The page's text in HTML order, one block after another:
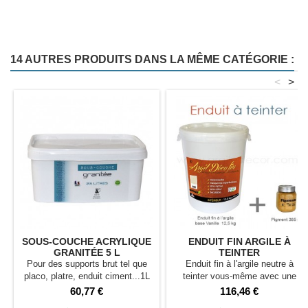
14 AUTRES PRODUITS DANS LA MÊME CATÉGORIE :
>
<
SOUS-COUCHE ACRYLIQUE
GRANITÉE 5 L
Pour des supports brut tel que
placo, platre, enduit ciment...1L
= 6m²
Prix
60,77 €
ENDUIT FIN ARGILE À
TEINTER
Enduit fin à l'argile neutre à
teinter vous-même avec une
dose de pigment. 37 couleurs de
Prix
116,46 €